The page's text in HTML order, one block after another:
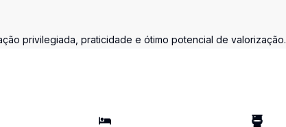
privilegiada, praticidade e ótimo potencial de valorização.